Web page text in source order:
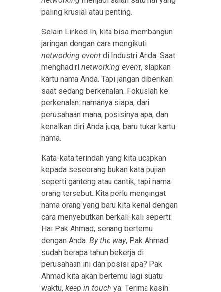
paling krusial atau penting.
Selain Linked In, kita bisa membangun
jaringan dengan cara mengikuti
networking event di Industri Anda. Saat
menghadiri networking event, siapkan
kartu nama Anda. Tapi jangan diberikan
saat sedang berkenalan. Fokuslah ke
perkenalan: namanya siapa, dari
perusahaan mana, posisinya apa, dan
kenalkan diri Anda juga, baru tukar kartu
nama.
Kata-kata terindah yang kita ucapkan
kepada seseorang bukan kata pujian
seperti ganteng atau cantik, tapi nama
orang tersebut. Kita perlu mengingat
nama orang yang baru kita kenal dengan
cara menyebutkan berkali-kali seperti:
Hai Pak Ahmad, senang bertemu
dengan Anda. By the way, Pak Ahmad
sudah berapa tahun bekerja di
perusahaan ini dan posisi apa? Pak
Ahmad kita akan bertemu lagi suatu
waktu, keep in touch ya. Terima kasih